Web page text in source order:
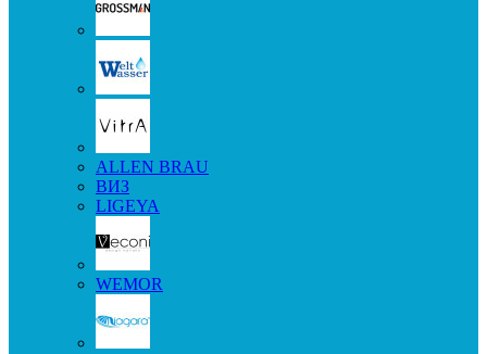
ALLEN BRAU
ВИЗ
LIGEYA
WEMOR